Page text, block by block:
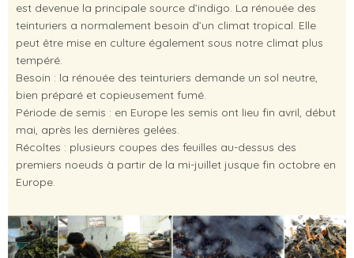
est devenue la principale source d’indigo. La rénouée des
teinturiers a normalement besoin d’un climat tropical. Elle
peut être mise en culture également sous notre climat plus
tempéré.
Besoin : la rénouée des teinturiers demande un sol neutre,
bien préparé et copieusement fumé.
Période de semis : en Europe les semis ont lieu fin avril, début
mai, après les dernières gelées.
Récoltes : plusieurs coupes des feuilles au-dessus des
premiers noeuds à partir de la mi-juillet jusque fin octobre en
Europe.